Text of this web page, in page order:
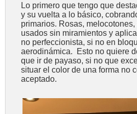
Lo primero que tengo que
y su vuelta a lo básico,
primarios. Rosas,
usados sin miramientos y
no perfeccionista, si no en
aerodinámica. Esto no quiere
que ir de payaso, si no que
situar el color de una forma no
aceptado.